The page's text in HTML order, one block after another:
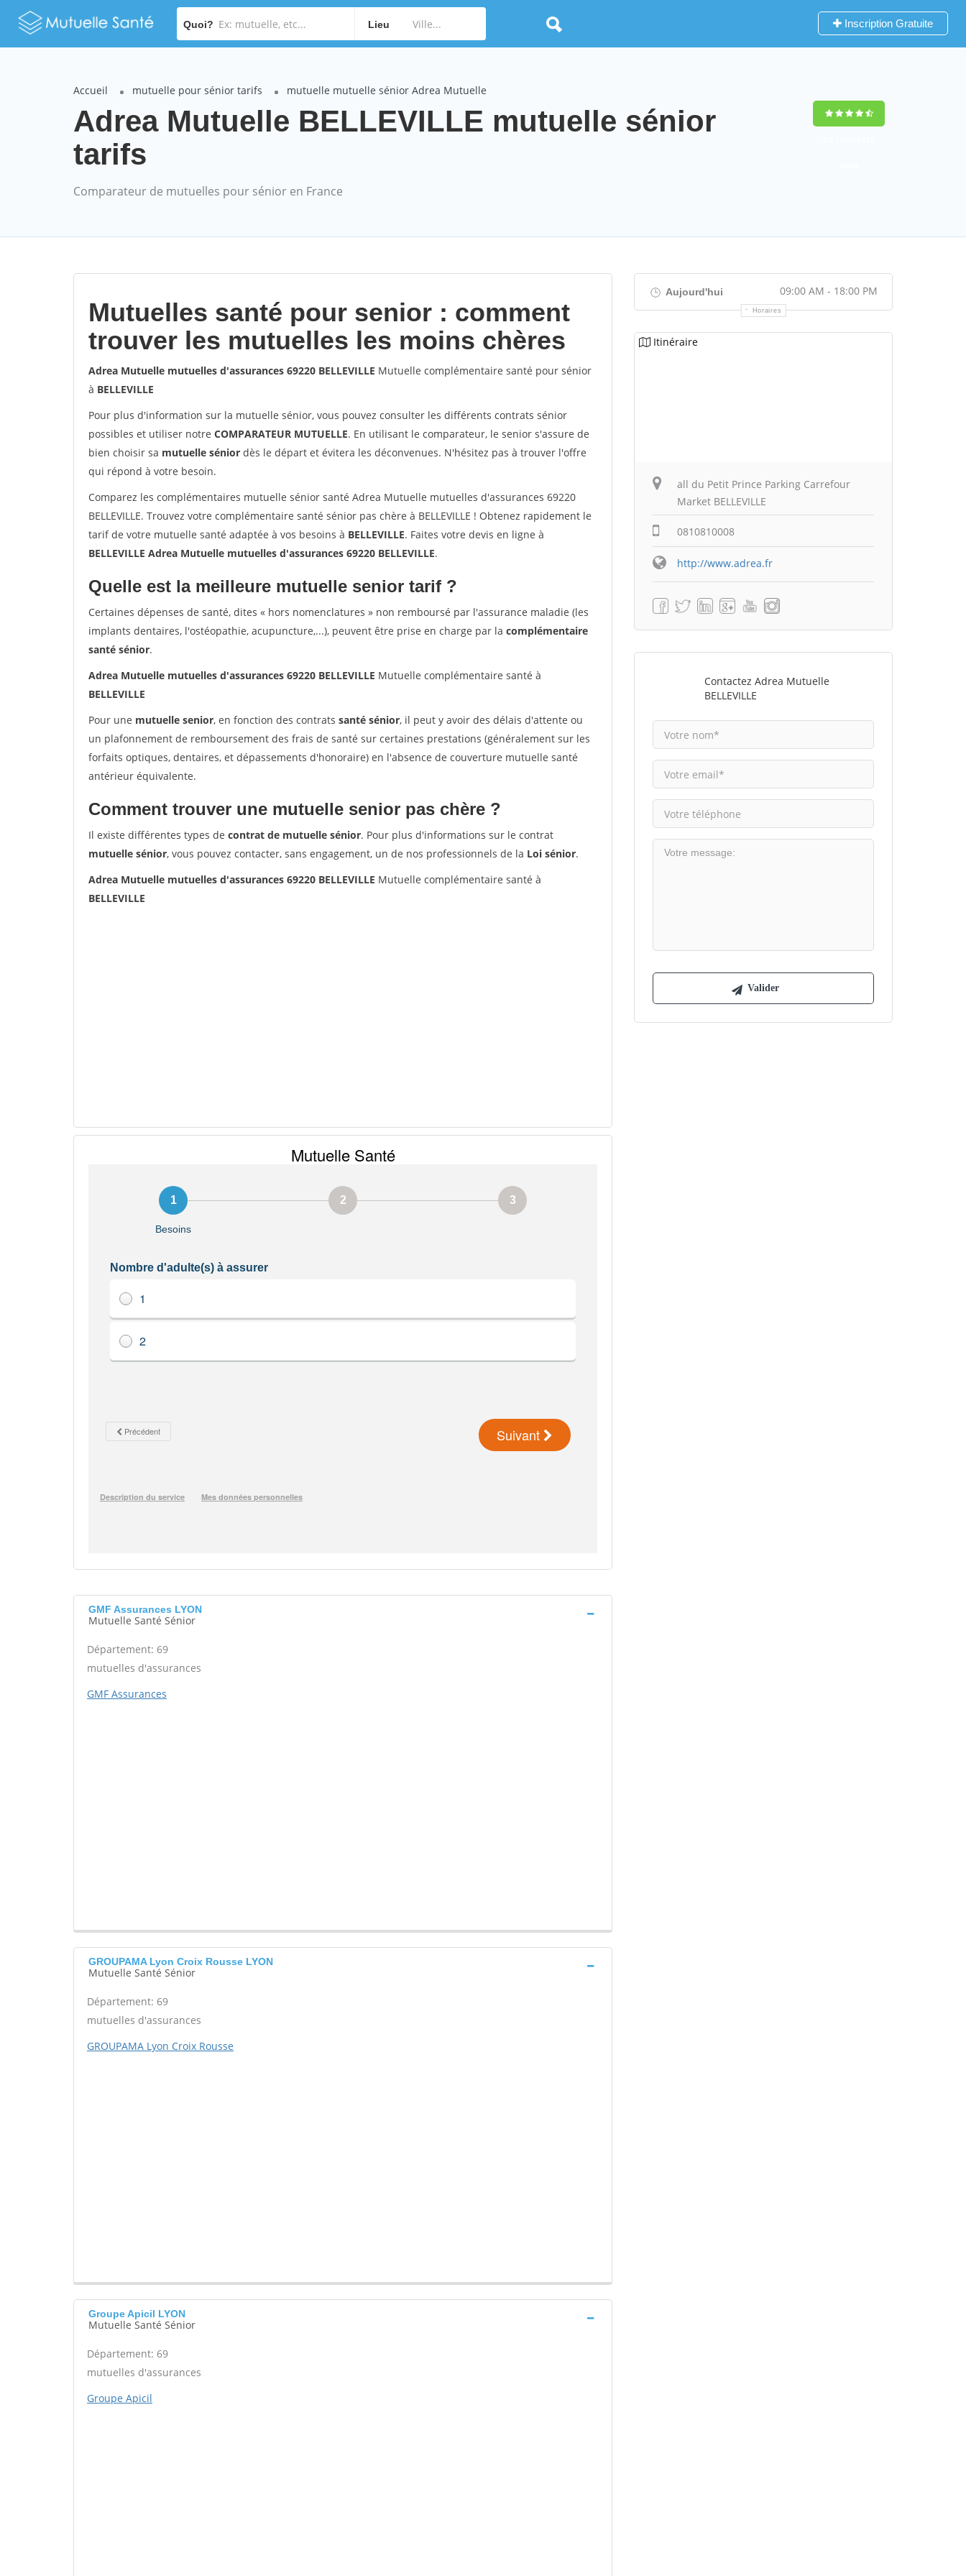
Quoi? Lieu Inscription Gratuite
Accueil mutuelle pour sénior tarifs mutuelle mutuelle sénior Adrea Mutuelle
Adrea Mutuelle BELLEVILLE mutuelle sénior
tarifs
Comparateur de mutuelles pour sénior en France
Mutuelles santé pour senior : comment
trouver les mutuelles les moins chères
Adrea Mutuelle mutuelles d'assurances 69220 BELLEVILLE Mutuelle complémentaire santé pour sénior
à BELLEVILLE
Pour plus d'information sur la mutuelle sénior, vous pouvez consulter les différents contrats sénior
possibles et utiliser notre COMPARATEUR MUTUELLE. En utilisant le comparateur, le senior s'assure de
bien choisir sa mutuelle sénior dès le départ et évitera les déconvenues. N'hésitez pas à trouver l'offre
qui répond à votre besoin.
Comparez les complémentaires mutuelle sénior santé Adrea Mutuelle mutuelles d'assurances 69220
BELLEVILLE. Trouvez votre complémentaire santé sénior pas chère à BELLEVILLE ! Obtenez rapidement le
tarif de votre mutuelle santé adaptée à vos besoins à BELLEVILLE. Faites votre devis en ligne à
BELLEVILLE Adrea Mutuelle mutuelles d'assurances 69220 BELLEVILLE.
Quelle est la meilleure mutuelle senior tarif ?
Certaines dépenses de santé, dites « hors nomenclatures » non remboursé par l'assurance maladie (les
implants dentaires, l'ostéopathie, acupuncture,...), peuvent être prise en charge par la complémentaire
santé sénior.
Adrea Mutuelle mutuelles d'assurances 69220 BELLEVILLE Mutuelle complémentaire santé à
BELLEVILLE
Pour une mutuelle senior, en fonction des contrats santé sénior, il peut y avoir des délais d'attente ou
un plafonnement de remboursement des frais de santé sur certaines prestations (généralement sur les
forfaits optiques, dentaires, et dépassements d'honoraire) en l'absence de couverture mutuelle santé
antérieur équivalente.
Comment trouver une mutuelle senior pas chère ?
Il existe différentes types de contrat de mutuelle sénior. Pour plus d'informations sur le contrat
mutuelle sénior, vous pouvez contacter, sans engagement, un de nos professionnels de la Loi sénior.
Adrea Mutuelle mutuelles d'assurances 69220 BELLEVILLE Mutuelle complémentaire santé à
BELLEVILLE
GMF Assurances LYON
Mutuelle Santé Sénior
Département: 69
mutuelles d'assurances
GMF Assurances
GROUPAMA Lyon Croix Rousse LYON
Mutuelle Santé Sénior
Département: 69
mutuelles d'assurances
GROUPAMA Lyon Croix Rousse
Groupe Apicil LYON
Mutuelle Santé Sénior
Département: 69
mutuelles d'assurances
Groupe Apicil
Aujourd'hui 09:00 AM - 18:00 PM
Horaires
Itinéraire
all du Petit Prince Parking Carrefour
Market BELLEVILLE
0810810008
http://www.adrea.fr
Contactez Adrea Mutuelle
BELLEVILLE